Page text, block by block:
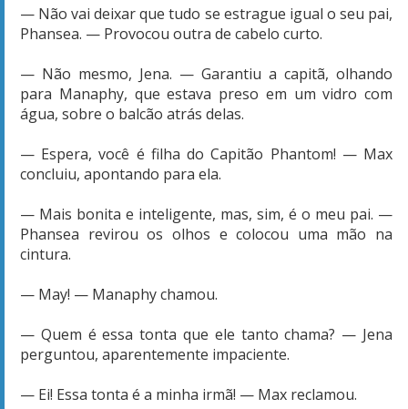
— Não vai deixar que tudo se estrague igual o seu pai,
Phansea. — Provocou outra de cabelo curto.
— Não mesmo, Jena. — Garantiu a capitã, olhando
para Manaphy, que estava preso em um vidro com
água, sobre o balcão atrás delas.
— Espera, você é filha do Capitão Phantom! — Max
concluiu, apontando para ela.
— Mais bonita e inteligente, mas, sim, é o meu pai. —
Phansea revirou os olhos e colocou uma mão na
cintura.
— May! — Manaphy chamou.
— Quem é essa tonta que ele tanto chama? — Jena
perguntou, aparentemente impaciente.
— Ei! Essa tonta é a minha irmã! — Max reclamou.